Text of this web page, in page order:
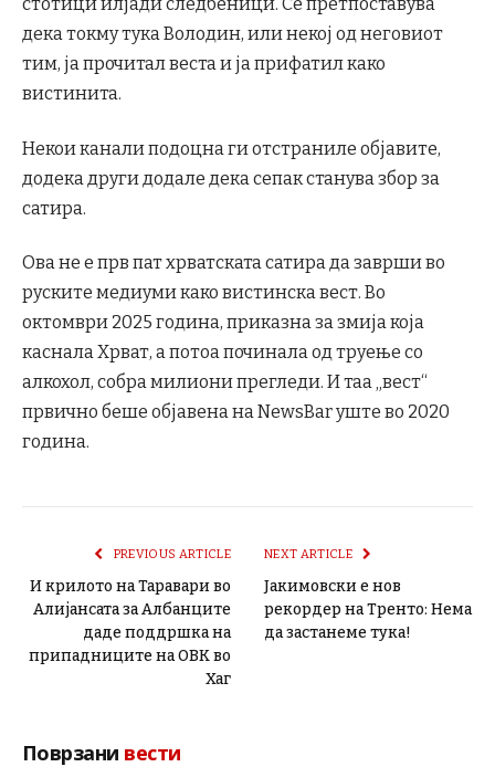
дека токму тука Володин, или некој од неговиот
тим, ја прочитал веста и ја прифатил како
вистинита.
Некои канали подоцна ги отстраниле објавите,
додека други додале дека сепак станува збор за
сатира.
Ова не е прв пат хрватската сатира да заврши во
руските медиуми како вистинска вест. Во
октомври 2025 година, приказна за змија која
каснала Хрват, а потоа починала од труење со
алкохол, собра милиони прегледи. И таа „вест“
првично беше објавена на NewsBar уште во 2020
година.
PREVIOUS ARTICLE
И крилото на Таравари во
Алијансата за Албанците
даде поддршка на
припадниците на ОВК во
Хаг
NEXT ARTICLE
Јакимовски е нов
рекордер на Тренто: Нема
да застанеме тука!
Поврзани вести